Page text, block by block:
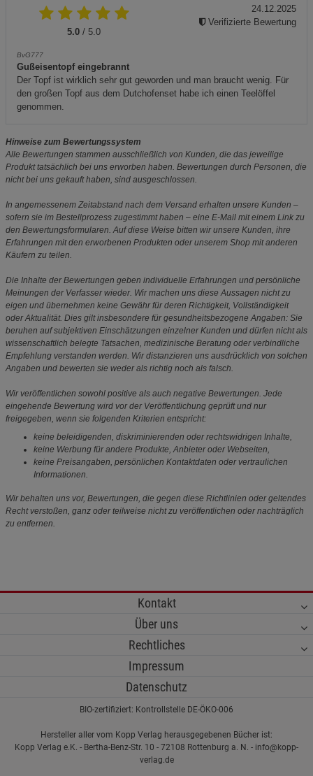
5.0 / 5.0
BvG777
Gußeisentopf eingebrannt
Der Topf ist wirklich sehr gut geworden und man braucht wenig. Für
den großen Topf aus dem Dutchofenset habe ich einen Teelöffel
genommen.
24.12.2025
Verifizierte Bewertung
Hinweise zum Bewertungssystem
Alle Bewertungen stammen ausschließlich von Kunden, die das jeweilige
Produkt tatsächlich bei uns erworben haben. Bewertungen durch Personen, die
nicht bei uns gekauft haben, sind ausgeschlossen.
In angemessenem Zeitabstand nach dem Versand erhalten unsere Kunden –
sofern sie im Bestellprozess zugestimmt haben – eine E-Mail mit einem Link zu
den Bewertungsformularen. Auf diese Weise bitten wir unsere Kunden, ihre
Erfahrungen mit den erworbenen Produkten oder unserem Shop mit anderen
Käufern zu teilen.
Die Inhalte der Bewertungen geben individuelle Erfahrungen und persönliche
Meinungen der Verfasser wieder. Wir machen uns diese Aussagen nicht zu
eigen und übernehmen keine Gewähr für deren Richtigkeit, Vollständigkeit
oder Aktualität. Dies gilt insbesondere für gesundheitsbezogene Angaben: Sie
beruhen auf subjektiven Einschätzungen einzelner Kunden und dürfen nicht als
wissenschaftlich belegte Tatsachen, medizinische Beratung oder verbindliche
Empfehlung verstanden werden. Wir distanzieren uns ausdrücklich von solchen
Angaben und bewerten sie weder als richtig noch als falsch.
Wir veröffentlichen sowohl positive als auch negative Bewertungen. Jede
eingehende Bewertung wird vor der Veröffentlichung geprüft und nur
freigegeben, wenn sie folgenden Kriterien entspricht:
keine beleidigenden, diskriminierenden oder rechtswidrigen Inhalte,
keine Werbung für andere Produkte, Anbieter oder Webseiten,
keine Preisangaben, persönlichen Kontaktdaten oder vertraulichen
Informationen.
Wir behalten uns vor, Bewertungen, die gegen diese Richtlinien oder geltendes
Recht verstoßen, ganz oder teilweise nicht zu veröffentlichen oder nachträglich
zu entfernen.
Kontakt
Über uns
Rechtliches
Impressum
Datenschutz
BIO-zertifiziert: Kontrollstelle DE-ÖKO-006
Hersteller aller vom Kopp Verlag herausgegebenen Bücher ist:
Kopp Verlag e.K. - Bertha-Benz-Str. 10 - 72108 Rottenburg a. N. - info@kopp-
verlag.de